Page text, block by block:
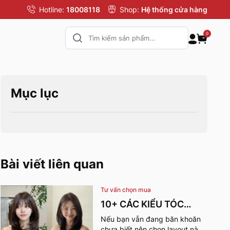
Hotline: 18008118 Shop: Hệ thống cửa hàng
0
Mục lục
Bài viết liên quan
Tư vấn chọn mua
10+ CÁC KIỂU TÓC
MÙA HÈ CHO NỮ CỰC
Nếu bạn vẫn đang băn khoăn